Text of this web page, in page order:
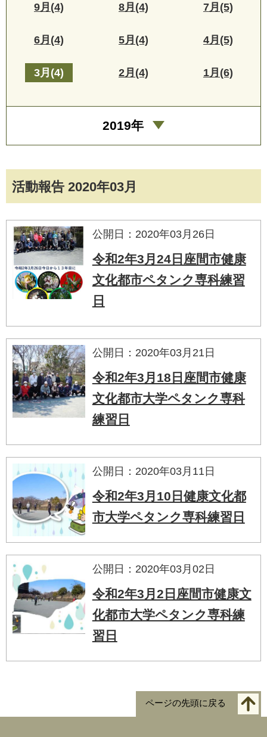
活動報告 2020年03月
公開日：2020年03月26日
令和2年3月24日座間市健康
文化都市ペタンク専科練習
日
公開日：2020年03月21日
令和2年3月18日座間市健康
文化都市大学ペタンク専科
練習日
公開日：2020年03月11日
令和2年3月10日健康文化都
市大学ペタンク専科練習日
公開日：2020年03月02日
令和2年3月2日座間市健康文
化都市大学ペタンク専科練
習日
9月(4) 8月(4) 7月(5)
6月(4) 5月(4) 4月(5)
3月(4) 2月(4) 1月(6)
2019年
ページの先頭に戻る